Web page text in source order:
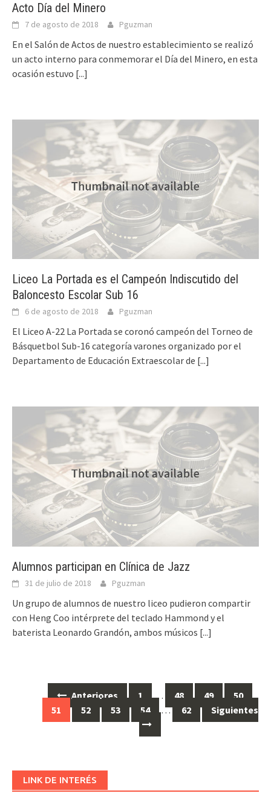
Acto Día del Minero
7 de agosto de 2018 Pguzman
En el Salón de Actos de nuestro establecimiento se realizó
un acto interno para conmemorar el Día del Minero, en esta
ocasión estuvo [...]
Liceo La Portada es el Campeón Indiscutido del
Baloncesto Escolar Sub 16
6 de agosto de 2018 Pguzman
El Liceo A-22 La Portada se coronó campeón del Torneo de
Básquetbol Sub-16 categoría varones organizado por el
Departamento de Educación Extraescolar de [...]
Alumnos participan en Clínica de Jazz
31 de julio de 2018 Pguzman
Un grupo de alumnos de nuestro liceo pudieron compartir
con Heng Coo intérprete del teclado Hammond y el
baterista Leonardo Grandón, ambos músicos [...]
Anteriores 1 … 48 49
50
51
52 53 54 … 62 Siguientes
LINK DE INTERÉS